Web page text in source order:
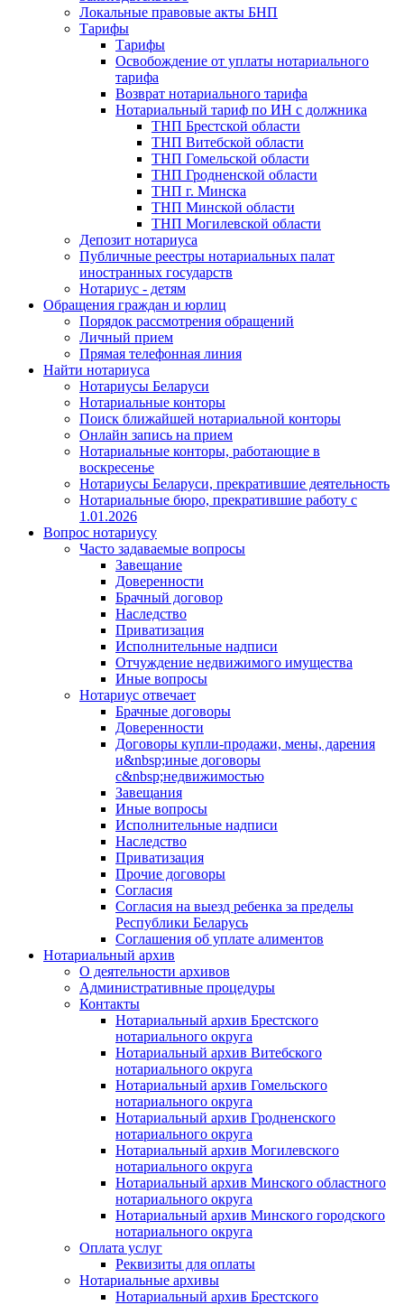
Локальные правовые акты БНП
Тарифы
Тарифы
Освобождение от уплаты нотариального
тарифа
Возврат нотариального тарифа
Нотариальный тариф по ИН с должника
ТНП Брестской области
ТНП Витебской области
ТНП Гомельской области
ТНП Гродненской области
ТНП г. Минска
ТНП Минской области
ТНП Могилевской области
Депозит нотариуса
Публичные реестры нотариальных палат
иностранных государств
Нотариус - детям
Обращения граждан и юрлиц
Порядок рассмотрения обращений
Личный прием
Прямая телефонная линия
Найти нотариуса
Нотариусы Беларуси
Нотариальные конторы
Поиск ближайшей нотариальной конторы
Онлайн запись на прием
Нотариальные конторы, работающие в
воскресенье
Нотариусы Беларуси, прекратившие деятельность
Нотариальные бюро, прекратившие работу с
1.01.2026
Вопрос нотариусу
Часто задаваемые вопросы
Завещание
Доверенности
Брачный договор
Наследство
Приватизация
Исполнительные надписи
Отчуждение недвижимого имущества
Иные вопросы
Нотариус отвечает
Брачные договоры
Доверенности
Договоры купли-продажи, мены, дарения
и&nbsp;иные договоры
с&nbsp;недвижимостью
Завещания
Иные вопросы
Исполнительные надписи
Наследство
Приватизация
Прочие договоры
Согласия
Согласия на выезд ребенка за пределы
Республики Беларусь
Соглашения об уплате алиментов
Нотариальный архив
О деятельности архивов
Административные процедуры
Контакты
Нотариальный архив Брестского
нотариального округа
Нотариальный архив Витебского
нотариального округа
Нотариальный архив Гомельского
нотариального округа
Нотариальный архив Гродненского
нотариального округа
Нотариальный архив Могилевского
нотариального округа
Нотариальный архив Минского областного
нотариального округа
Нотариальный архив Минского городского
нотариального округа
Оплата услуг
Реквизиты для оплаты
Нотариальные архивы
Нотариальный архив Брестского